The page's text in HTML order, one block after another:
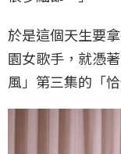
於是這個天生要
園女歌手，就憑
風」第三集的「